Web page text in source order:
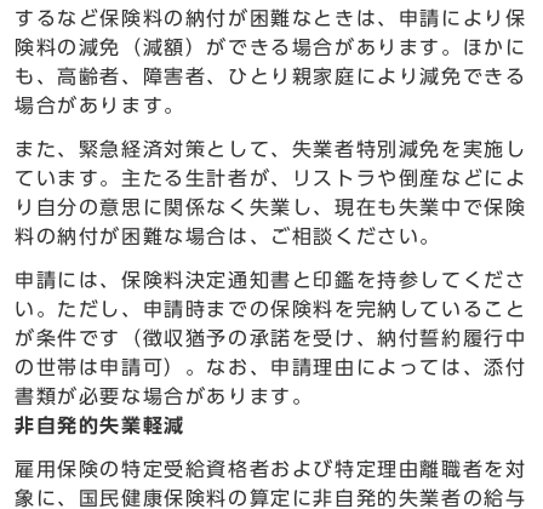
するなど保険料の納付が困難なときは、申請により保
険料の減免（減額）ができる場合があります。ほかに
も、高齢者、障害者、ひとり親家庭により減免できる
場合があります。
また、緊急経済対策として、失業者特別減免を実施し
ています。主たる生計者が、リストラや倒産などによ
り自分の意思に関係なく失業し、現在も失業中で保険
料の納付が困難な場合は、ご相談ください。
申請には、保険料決定通知書と印鑑を持参してくださ
い。ただし、申請時までの保険料を完納していること
が条件です（徴収猶予の承諾を受け、納付誓約履行中
の世帯は申請可）。なお、申請理由によっては、添付
書類が必要な場合があります。
非自発的失業軽減
雇用保険の特定受給資格者および特定理由離職者を対
象に、国民健康保険料の算定に非自発的失業者の給与